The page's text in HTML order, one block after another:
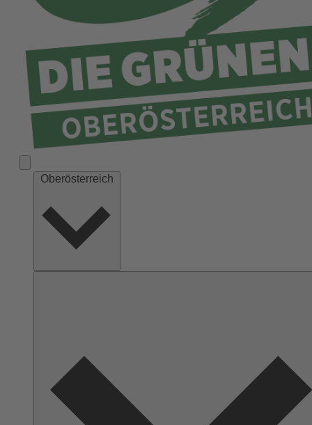
Ried
Schärding
Steyr
Steyr-Land
Urfahr-Umgebung
Vöcklabruck
Oberösterreich